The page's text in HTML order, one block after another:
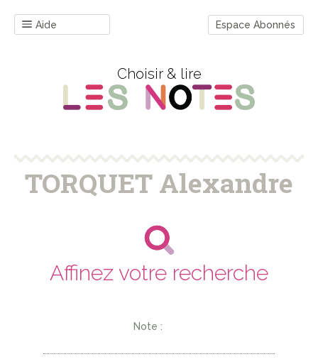
Aide Espace Abonnés
Choisir & lire
TORQUET Alexandre
Affinez votre recherche
Note :